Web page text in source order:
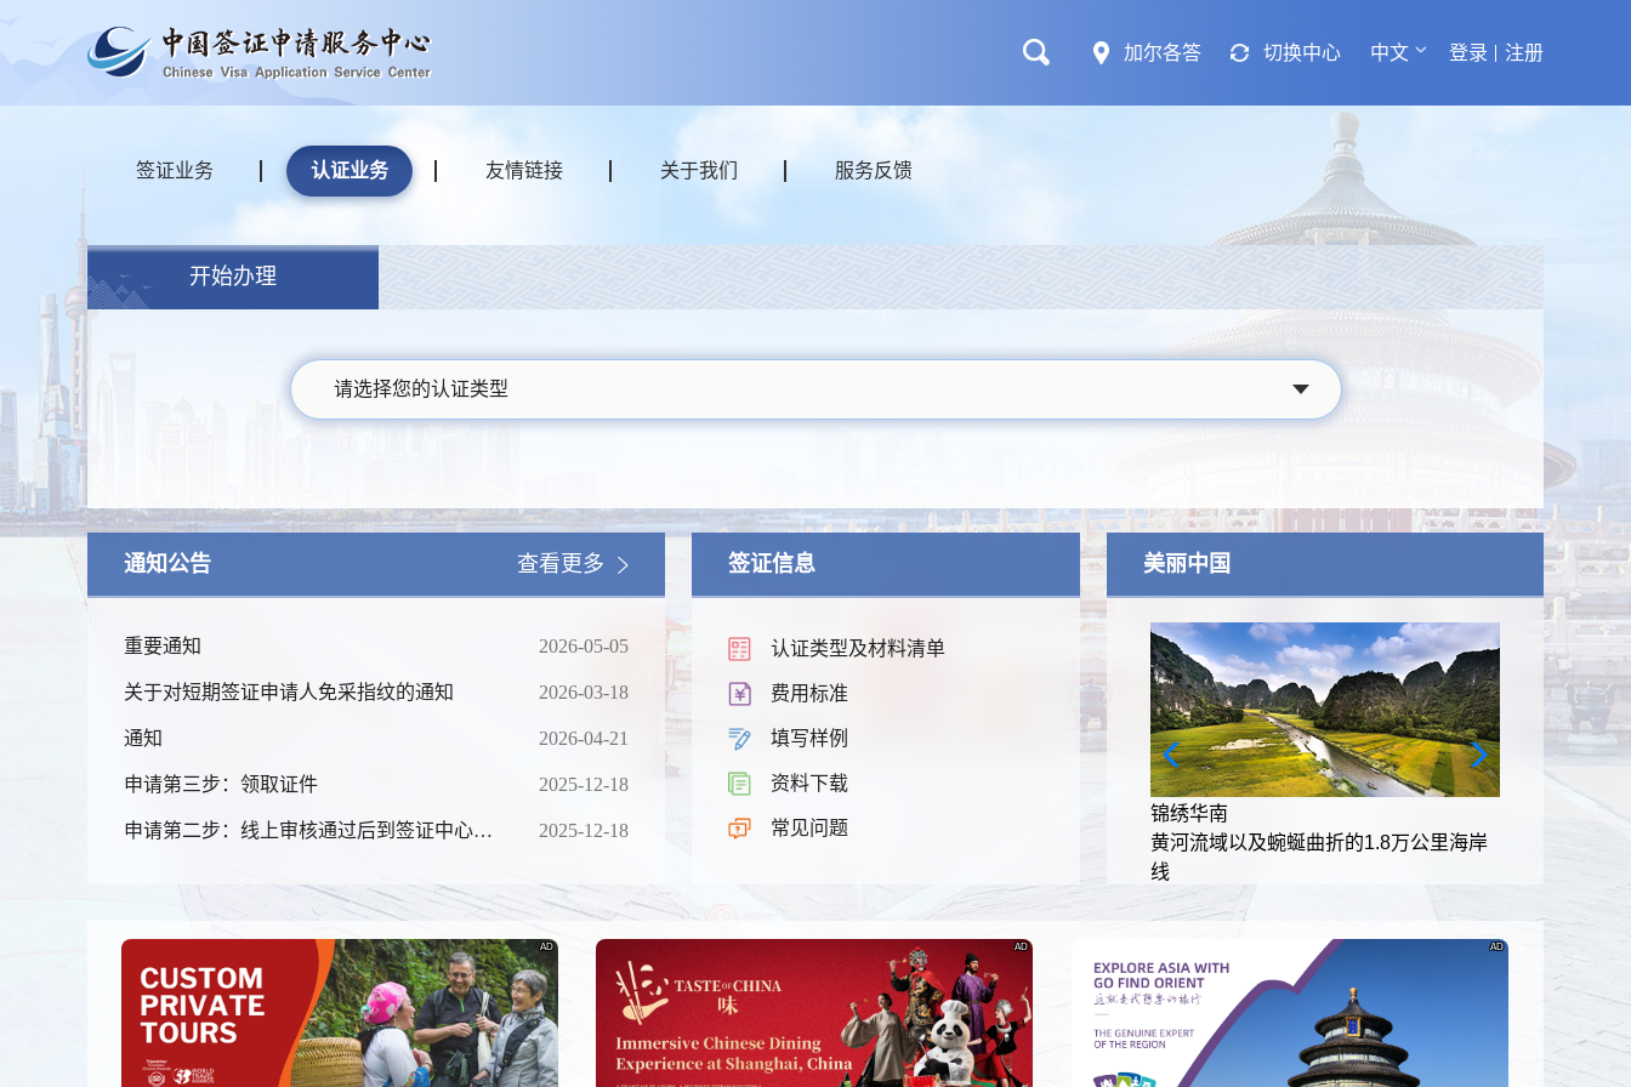
加尔各答 切换中心 中文 登录 注册
签证业务 认证业务 友情链接 关于我们 服务反馈
开始办理
请选择您的认证类型
通知公告 查看更多
重要通知 2026-05-05
关于对短期签证申请人免采指纹的通知 2026-03-18
通知 2026-04-21
申请第三步：领取证件 2025-12-18
申请第二步：线上审核通过后到签证中心递
2025-12-18
签证信息
认证类型及材料清单
费用标准
填写样例
资料下载
常见问题
美丽中国
黄河流域以及蜿蜒曲折的1.8万公里海岸
锦绣华南
黄河流域以及蜿蜒曲折的1.8万公里海岸
锦绣华南
黄河流域以及蜿蜒曲折的1.8万公里海岸
线
AD AD AD